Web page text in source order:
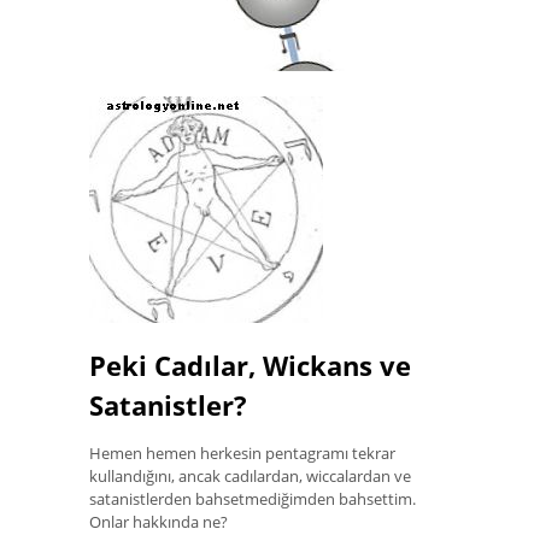
Peki Cadılar, Wickans ve
Satanistler?
Hemen hemen herkesin pentagramı tekrar
kullandığını, ancak cadılardan, wiccalardan ve
satanistlerden bahsetmediğimden bahsettim.
Onlar hakkında ne?